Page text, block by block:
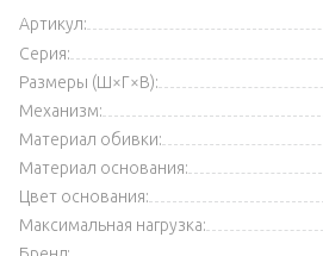
Артикул:
Серия:
Размеры (Ш×Г×В):
Механизм:
Материал обивки:
Материал основания:
Цвет основания:
Максимальная нагрузка: